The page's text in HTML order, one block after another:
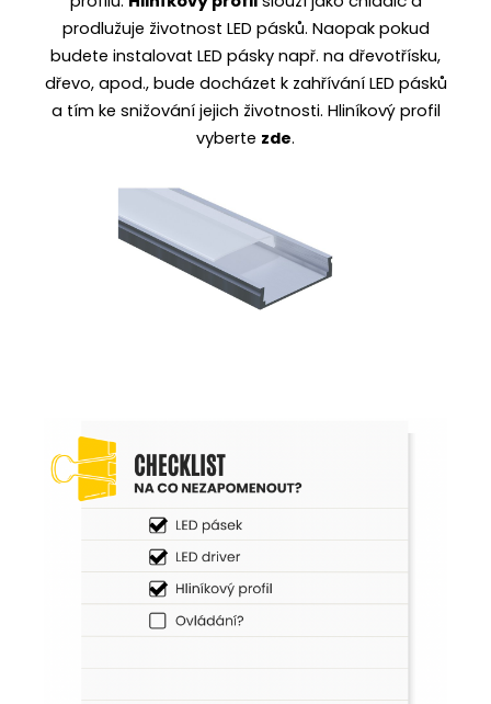
prodlužuje životnost LED pásků. Naopak pokud
budete instalovat LED pásky např. na dřevotřísku,
dřevo, apod., bude docházet k zahřívání LED pásků
a tím ke snižování jejich životnosti. Hliníkový profil
vyberte zde.